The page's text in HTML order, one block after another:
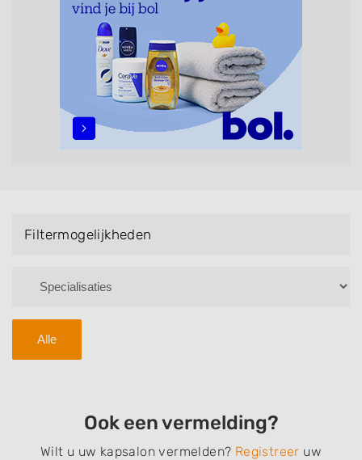
maar ook helpen met extensions, balyage, invlechten,
opsteken, weave, een keratinebehandeling, een
permanent, een bruidkapsel, make-up & visagie,
epileren, schoonheidsbehandelingen, het trimmen van
een baard en pruiken. U kunt de zoekresultaten
filteren met behulp van de specialisatie filter en u
Filtermogelijkheden
Alle
Ook een vermelding?
Wilt u uw kapsalon vermelden? Registreer uw